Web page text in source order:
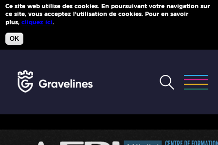
Ce site web utilise des cookies. En poursuivant votre navigation sur
ce site, vous acceptez l'utilisation de cookies. Pour en savoir
plus,cliquez ici.
OK